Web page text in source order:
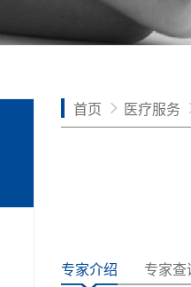
首页 医疗服务
专家介绍 专家查